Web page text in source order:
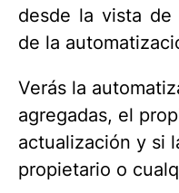
desde la vista
de la
Verás la
agregadas, el
actualización y si
propietario o